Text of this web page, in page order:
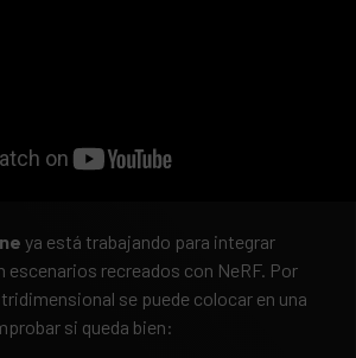
ya está trabajando para integrar
escenarios recreados con NeRF. Por
se puede colocar en una
si queda bien: